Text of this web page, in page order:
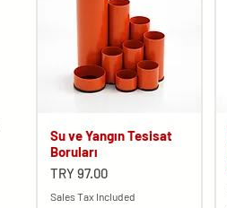
Su ve Yangın Tesisat
Boruları
Price
TRY 97.00
Sales Tax Included